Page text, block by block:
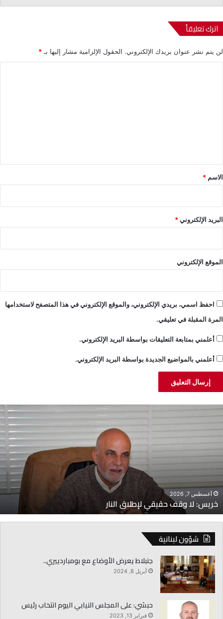
اترك تعليقاً
لن يتم نشر عنوان بريدك الإلكتروني. الحقول الإلزامية مشار إليها بـ *
*
الاسم *
البريد الإلكتروني*
الموقع الإلكتروني
احفظ اسمي، بريدي الإلكتروني، والموقع الإلكتروني في هذا المتصفح لاستخدامها
المرة المقبلة في تعليقي.
أعلمني بمتابعة التعليقات بواسطة البريد الإلكتروني.
أعلمني بالمواضيع الجديدة بواسطة البريد الإلكتروني.
خريس:
وقف
النار
أغسطس 7, 2026
خريس: لا وقف حقيقي لإطلاق النار
شؤون لبنانية
جنبلاط يعرض الأوضاع مع بومباردييري..
أبريل 8, 2024
حبشي: على المجلس النيابي اليوم انتخاب رئيس
فبراير 13, 2023